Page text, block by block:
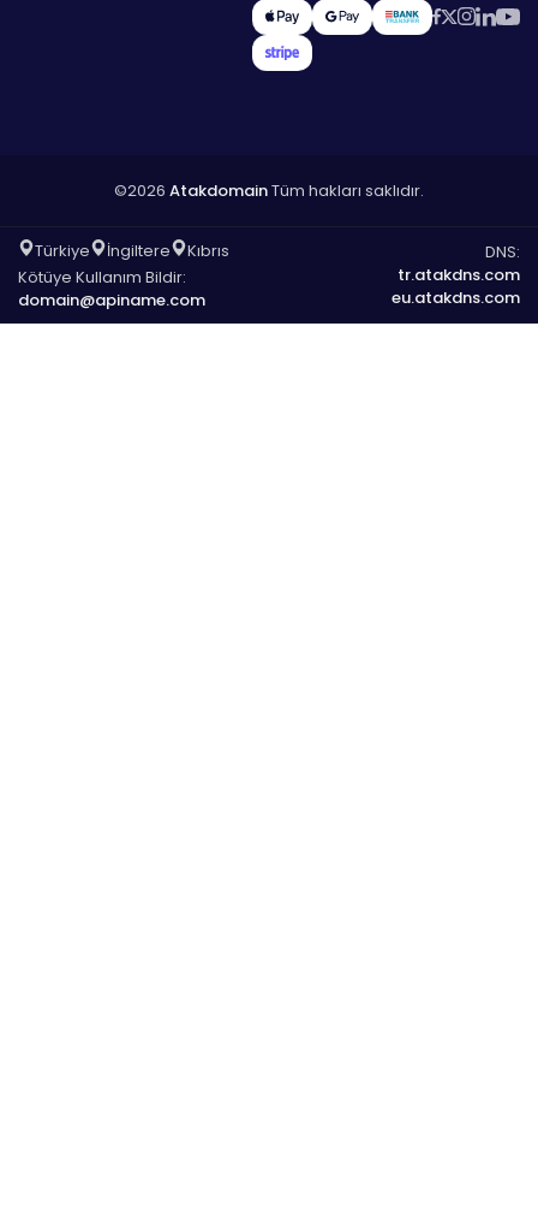
©2026 AtakdomainTüm hakları saklıdır.
Türkiye İngiltere
Kıbrıs
Kötüye Kullanım Bildir:
domain@apiname.com
DNS:
tr.atakdns.com
eu.atakdns.com